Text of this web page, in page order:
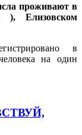
проживают в
), Елизовском
в
на один